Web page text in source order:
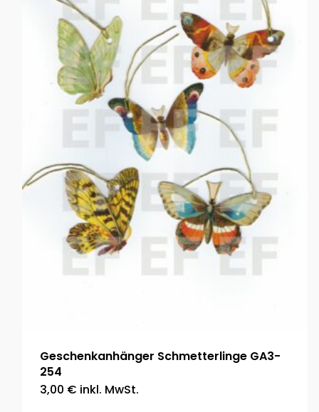
Geschenkanhänger Schmetterlinge GA3-
254
3,00 € inkl. MwSt.